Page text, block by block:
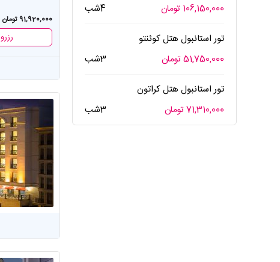
106,150,000 تومان
4شب
تور استانبول هتل کوئنتو
51,750,000 تومان
3شب
تور استانبول هتل کراتون
71,310,000 تومان
3شب
91,920,000 تومان
رزرو